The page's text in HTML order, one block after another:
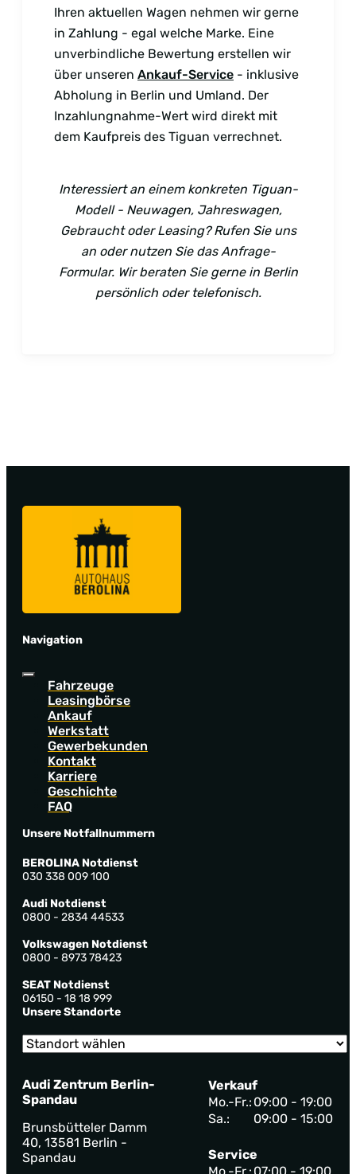
Ihren aktuellen Wagen nehmen wir gerne
in Zahlung - egal welche Marke. Eine
unverbindliche Bewertung erstellen wir
über unseren Ankauf-Service - inklusive
Abholung in Berlin und Umland. Der
Inzahlungnahme-Wert wird direkt mit
dem Kaufpreis des Tiguan verrechnet.
Interessiert an einem konkreten Tiguan-
Modell - Neuwagen, Jahreswagen,
Gebraucht oder Leasing? Rufen Sie uns
an oder nutzen Sie das Anfrage-
Formular. Wir beraten Sie gerne in Berlin
persönlich oder telefonisch.
Navigation
Fahrzeuge
Leasingbörse
Ankauf
Werkstatt
Gewerbekunden
Kontakt
Karriere
Geschichte
FAQ
Unsere Notfallnummern
BEROLINA Notdienst
030 338 009 100
Audi Notdienst
0800 - 2834 44533
Volkswagen Notdienst
0800 - 8973 78423
SEAT Notdienst
06150 - 18 18 999
Unsere Standorte
Audi Zentrum Berlin-
Spandau
Brunsbütteler Damm
40, 13581 Berlin -
Spandau
Verkauf
Mo.-Fr.: 09:00 - 19:00
Sa.:
09:00 - 15:00
Service
Mo.-Fr.: 07:00 - 19:00